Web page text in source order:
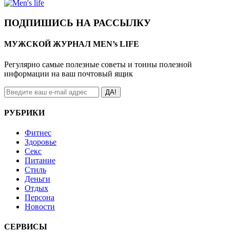
ПОДПИШИСЬ НА РАССЫЛКУ
МУЖСКОЙ ЖУРНАЛ MEN’s LIFE
Регулярно самые полезные советы и тонны полезной
информации на ваш почтовый ящик
ДА!
РУБРИКИ
Фитнес
Здоровье
Секс
Питание
Стиль
Деньги
Отдых
Персона
Новости
СЕРВИСЫ